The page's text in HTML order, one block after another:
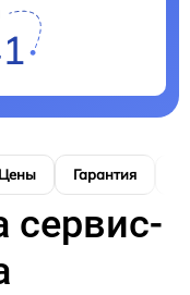
Цены Гарантия
сервис-